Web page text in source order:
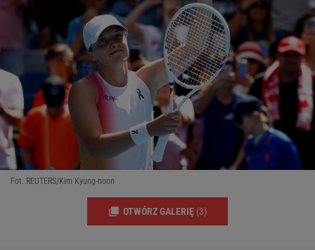
Fot. REUTERS/Kim Kyung-hoon
OTWÓRZ GALERIĘ (3)